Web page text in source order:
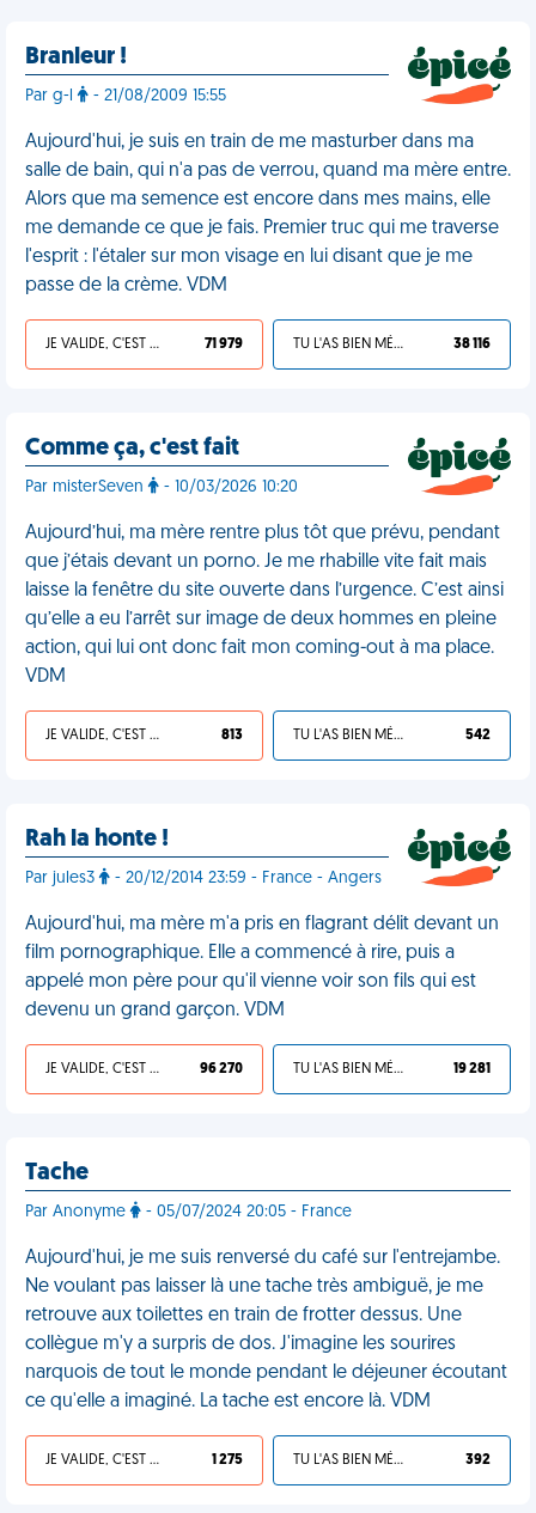
Branleur !
Par g-l - 21/08/2009 15:55
Aujourd'hui, je suis en train de me masturber dans ma
salle de bain, qui n'a pas de verrou, quand ma mère entre.
Alors que ma semence est encore dans mes mains, elle
me demande ce que je fais. Premier truc qui me traverse
l'esprit : l'étaler sur mon visage en lui disant que je me
passe de la crème. VDM
JE VALIDE, C'EST UNE VDM 71 979 TU L'AS BIEN MÉRITÉ 38 116
Comme ça, c'est fait
Par misterSeven - 10/03/2026 10:20
Aujourd’hui, ma mère rentre plus tôt que prévu, pendant
que j’étais devant un porno. Je me rhabille vite fait mais
laisse la fenêtre du site ouverte dans l’urgence. C’est ainsi
qu’elle a eu l’arrêt sur image de deux hommes en pleine
action, qui lui ont donc fait mon coming-out à ma place.
VDM
JE VALIDE, C'EST UNE VDM 813 TU L'AS BIEN MÉRITÉ 542
Rah la honte !
Par jules3 - 20/12/2014 23:59 - France - Angers
Aujourd'hui, ma mère m'a pris en flagrant délit devant un
film pornographique. Elle a commencé à rire, puis a
appelé mon père pour qu'il vienne voir son fils qui est
devenu un grand garçon. VDM
JE VALIDE, C'EST UNE VDM 96 270 TU L'AS BIEN MÉRITÉ 19 281
Tache
Par Anonyme - 05/07/2024 20:05 - France
Aujourd'hui, je me suis renversé du café sur l'entrejambe.
Ne voulant pas laisser là une tache très ambiguë, je me
retrouve aux toilettes en train de frotter dessus. Une
collègue m'y a surpris de dos. J'imagine les sourires
narquois de tout le monde pendant le déjeuner écoutant
ce qu'elle a imaginé. La tache est encore là. VDM
JE VALIDE, C'EST UNE VDM 1 275 TU L'AS BIEN MÉRITÉ 392